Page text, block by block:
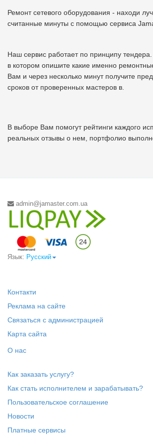
Ремонт сетевого оборудования - находи
считанные минуты с помощью сервиса
Наш сервис работает по принципу тендера.
в котором опишите какие именно
Вам и через несколько минут получите
сроков от проверенных мастеров в.
В выборе Вам помогут рейтинги каждого
реальных отзывы о нем, портфолио
admin@jamaster.com.ua
Язык: Русский
Контакти
Реклама на сайте
Связаться с администрацией
Карта сайта
О нас
Как заказать услугу?
Как стать исполнителем и зарабатывать?
Пользовательское соглашение
Новости
Платные сервисы